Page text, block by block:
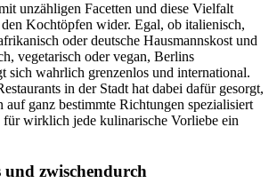
unzähligen Facetten und diese Vielfalt
Kochtöpfen wider. Egal, ob italienisch,
oder deutsche Hausmannskost und
vegetarisch oder vegan, Berlins
sich wahrlich grenzenlos und international.
in der Stadt hat dabei dafür gesorgt,
auf ganz bestimmte Richtungen spezialisiert
für wirklich jede kulinarische Vorliebe ein
zwischendurch